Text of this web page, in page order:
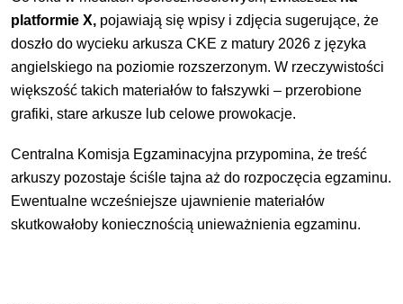
platformie X, pojawiają się wpisy i zdjęcia sugerujące, że
doszło do wycieku arkusza CKE z matury 2026 z języka
angielskiego na poziomie rozszerzonym. W rzeczywistości
większość takich materiałów to fałszywki – przerobione
grafiki, stare arkusze lub celowe prowokacje.
Centralna Komisja Egzaminacyjna przypomina, że treść
arkuszy pozostaje ściśle tajna aż do rozpoczęcia egzaminu.
Ewentualne wcześniejsze ujawnienie materiałów
skutkowałoby koniecznością unieważnienia egzaminu.